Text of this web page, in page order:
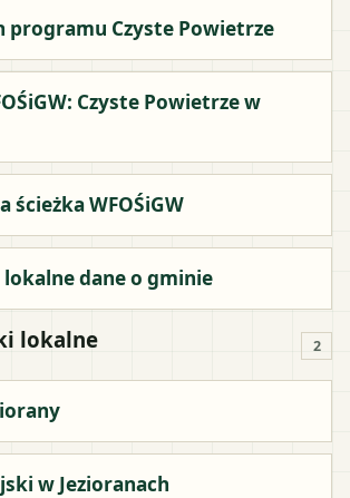
programu Czyste Powietrze
Czyste Powietrze w
ścieżka WFOŚiGW
lokalne dane o gminie
lokalne 2
w Jezioranach